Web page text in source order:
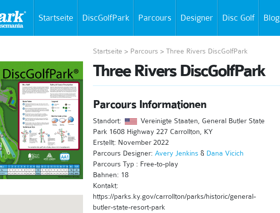
Startseite DiscGolfPark Parcours Designer Disc Golf Blog
Startseite > Parcours > Three Rivers DiscGolfPark
Three Rivers DiscGolfPark
Parcours Informationen
Standort:
Vereinigte Staaten, General Butler State
Park 1608 Highway 227 Carrollton, KY
Erstellt: November 2022
Parcours Designer: Avery Jenkins & Dana Vicich
Parcours Typ : Free-to-play
Bahnen: 18
Kontakt:
https://parks.ky.gov/carrollton/parks/historic/general-
butler-state-resort-park